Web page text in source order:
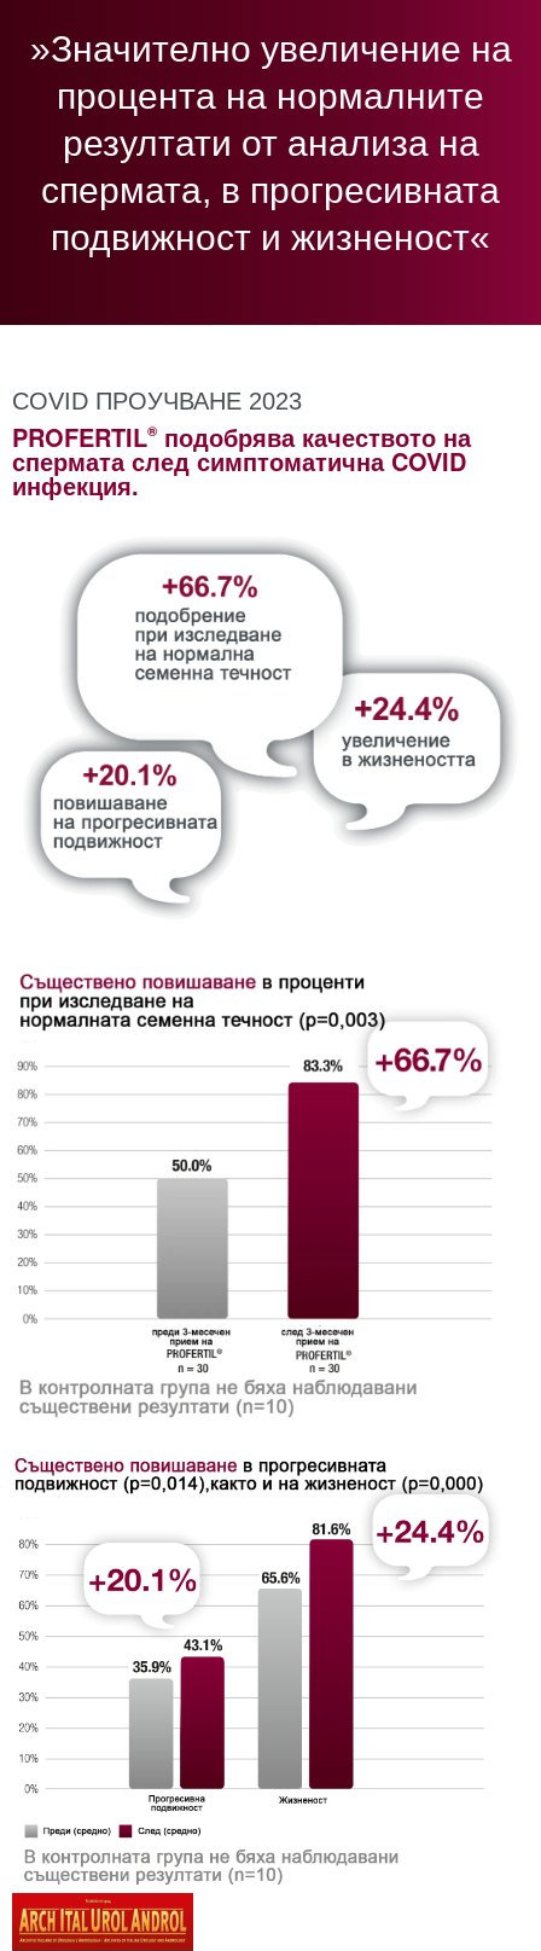
»Значително увеличение на
процента на нормалните
резултати от анализа на
спермата, в прогресивната
подвижност и жизненост«
COVID ПРОУЧВАНЕ 2023
PROFERTIL® подобрява качеството на
спермата след симптоматична COVID
инфекция.